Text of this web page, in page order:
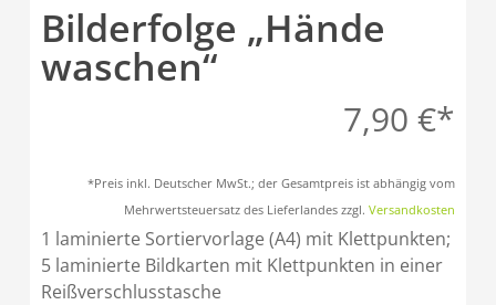
Bilderfolge „Hände
waschen“
7,90€
*Preis inkl. Deutscher MwSt.; der Gesamtpreis ist abhängig vom
Mehrwertsteuersatz des Lieferlandes zzgl.Versandkosten
1 laminierte Sortiervorlage (A4) mit Klettpunkten;
5 laminierte Bildkarten mit Klettpunkten in einer
Reißverschlusstasche